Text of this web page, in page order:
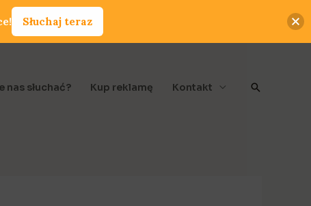
nas słuchać? Kup reklamę Kontakt Szukaj
Słuchaj teraz